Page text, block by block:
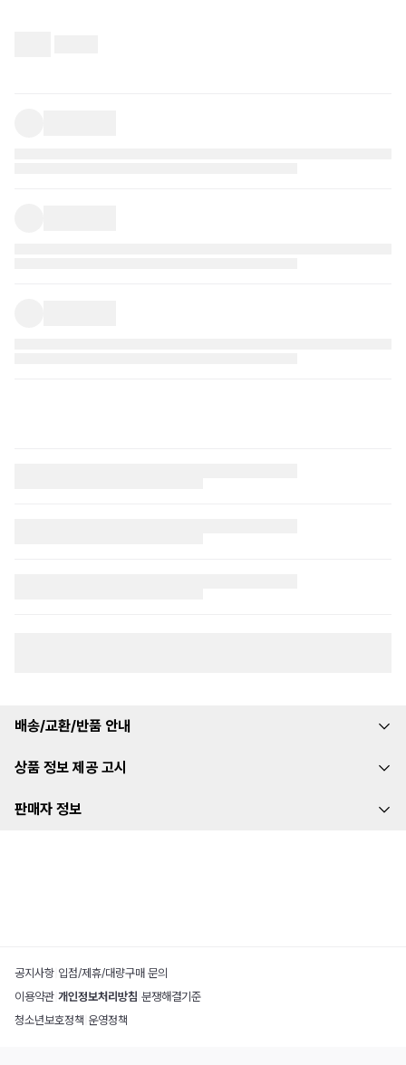
배송/교환/반품 안내
상품 정보 제공 고시
판매자 정보
공지사항 입점/제휴/대량구매 문의
이용약관 개인정보처리방침 분쟁해결기준
청소년보호정책 운영정책